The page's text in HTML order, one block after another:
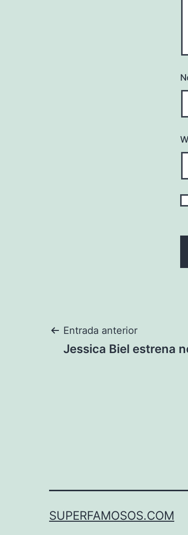
Navegación
Entrada anterior
Jessica Biel estrena
SUPERFAMOSOS.COM